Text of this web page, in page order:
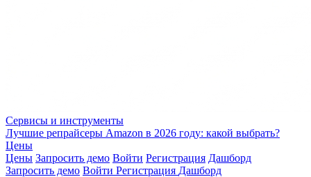
Сервисы и инструменты
Лучшие репрайсеры Amazon в 2026 году: какой выбрать?
Цены
Цены Запросить демо Войти Регистрация Дашборд
Запросить демо Войти Регистрация Дашборд